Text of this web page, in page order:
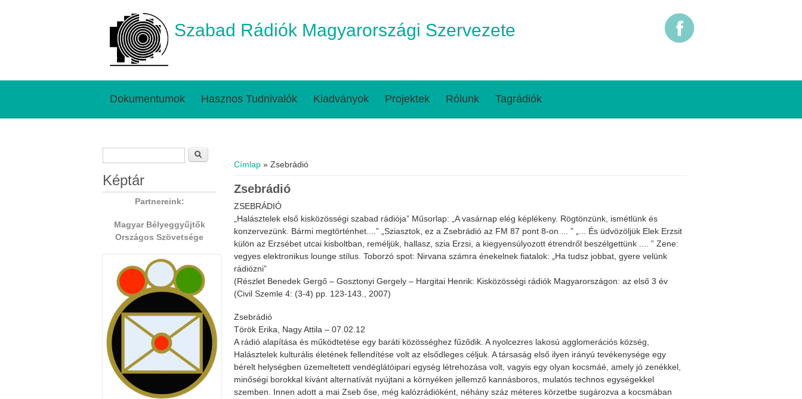
Szabad Rádiók Magyarországi Szervezete
Dokumentumok Hasznos Tudnivalók Kiadványok Projektek Rólunk Tagrádiók
Címlap » Zsebrádió
Zsebrádió
ZSEBRÁDIÓ
„Halásztelek első kisközösségi szabad rádiója” Műsorlap: „A vasárnap elég képlékeny. Rögtönzünk, ismétlünk és
konzervezünk. Bármi megtörténhet....” „Sziasztok, ez a Zsebrádió az FM 87 pont 8-on ... ” „... És üdvözöljük Elek Erzsit
külön az Erzsébet utcai kisboltban, reméljük, hallasz, szia Erzsi, a kiegyensúlyozott étrendről beszélgettünk .... ” Zene:
vegyes elektronikus lounge stílus. Toborzó spot: Nirvana számra énekelnek fiatalok: „Ha tudsz jobbat, gyere velünk
rádiózni”
(Részlet Benedek Gergő – Gosztonyi Gergely – Hargitai Henrik: Kisközösségi rádiók Magyarországon: az első 3 év
(Civil Szemle 4: (3-4) pp. 123-143., 2007)
Zsebrádió
Török Erika, Nagy Attila – 07.02.12
A rádió alapítása és működtetése egy baráti közösséghez fűződik. A nyolcezres lakosú agglomerációs község,
Halásztelek kulturális életének fellendítése volt az elsődleges céljuk. A társaság első ilyen irányú tevékenysége egy
bérelt helységben üzemeltetett vendéglátóipari egység létrehozása volt, vagyis egy olyan kocsmáé, amely jó zenékkel,
minőségi borokkal kívánt alternatívát nyújtani a környéken jellemző kannásboros, mulatós technos egységekkel
szemben. Innen adott a mai Zseb őse, még kalózrádióként, néhány száz méteres körzetbe sugározva a kocsmában
Keresés űrlap
Képtár
Partnereink:
Magyar Bélyeggyűjtők
Országos Szövetsége